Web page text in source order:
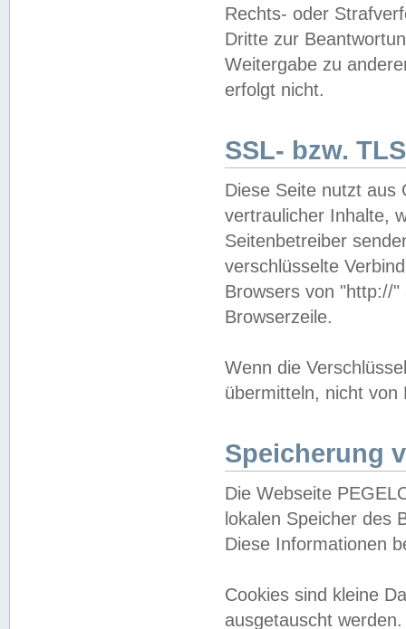
Rechts- oder
Dritte zur
Weitergabe zu
erfolgt nicht.
SSL- bzw.
Diese Seite nutzt aus
vertraulicher Inhalte,
Seitenbetreiber
verschlüsselte
Browsers von "http://
Browserzeile.
Wenn die
übermitteln, nicht von
Speicherung
Die Webseite
lokalen Speicher des
Diese Informationen
Cookies sind kleine
ausgetauscht